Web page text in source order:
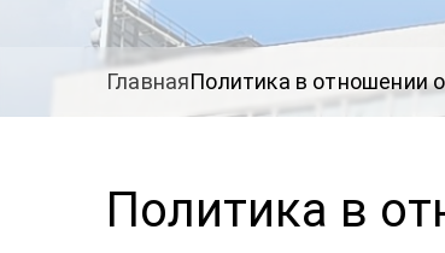
ГлавнаяПолитика в отношении
Политика в